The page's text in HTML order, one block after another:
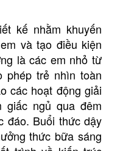
kế nhằm khuyến
và tạo điều kiện
là các em nhỏ từ
phép trẻ nhìn toàn
các hoạt động giải
ngủ qua đêm
đáo. Buổi thức dậy
thức bữa sáng